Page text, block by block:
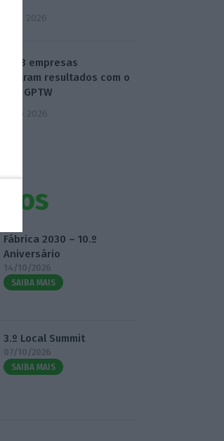
2026
23 empresas
resultados com o
GPTW
2026
Fábrica 2030 – 10.º
Aniversário
14/10/2026
SAIBA MAIS
3.º Local Summit
07/10/2026
SAIBA MAIS